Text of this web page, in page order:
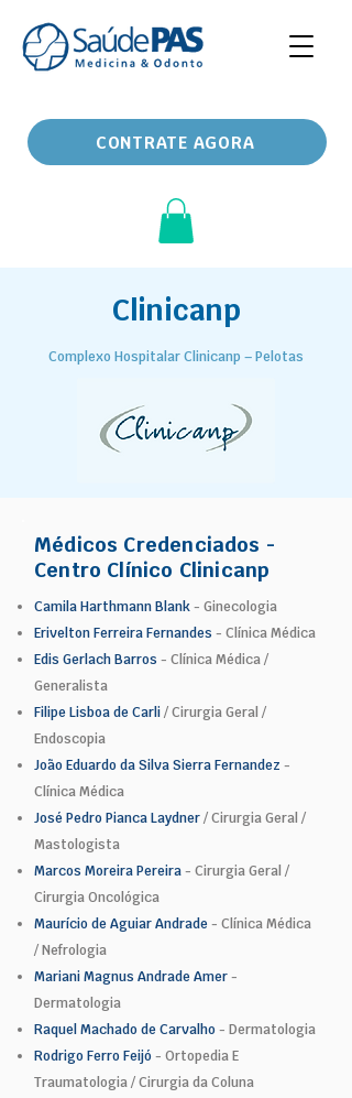
CONTRATE AGORA
Clinicanp
Complexo Hospitalar Clinicanp – Pelotas
Médicos Credenciados -
Centro Clínico Clinicanp
Camila Harthmann Blank- Ginecologia
Erivelton Ferreira Fernandes - Clínica Médica
Edis Gerlach Barros - Clínica Médica /
Generalista
Filipe Lisboa de Carli/ Cirurgia Geral /
Endoscopia
João Eduardo da Silva Sierra Fernandez -
Clínica Médica
José Pedro Pianca Laydner/ Cirurgia Geral /
Mastologista
Marcos Moreira Pereira- Cirurgia Geral /
Cirurgia Oncológica
Maurício de Aguiar Andrade- Clínica Médica
/ Nefrologia
Mariani Magnus Andrade Amer-
Dermatologia
Raquel Machado de Carvalho- Dermatologia
Rodrigo Ferro Feijó- Ortopedia E
Traumatologia / Cirurgia da Coluna